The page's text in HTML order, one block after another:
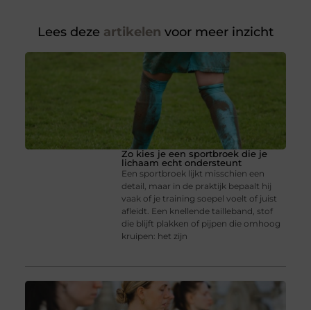
Lees deze artikelen voor meer inzicht
Zo kies je een sportbroek die je
lichaam echt ondersteunt
Een sportbroek lijkt misschien een
detail, maar in de praktijk bepaalt hij
vaak of je training soepel voelt of juist
afleidt. Een knellende tailleband, stof
die blijft plakken of pijpen die omhoog
kruipen: het zijn